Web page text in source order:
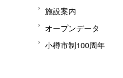
施設案内
オープンデータ
小樽市制100周年